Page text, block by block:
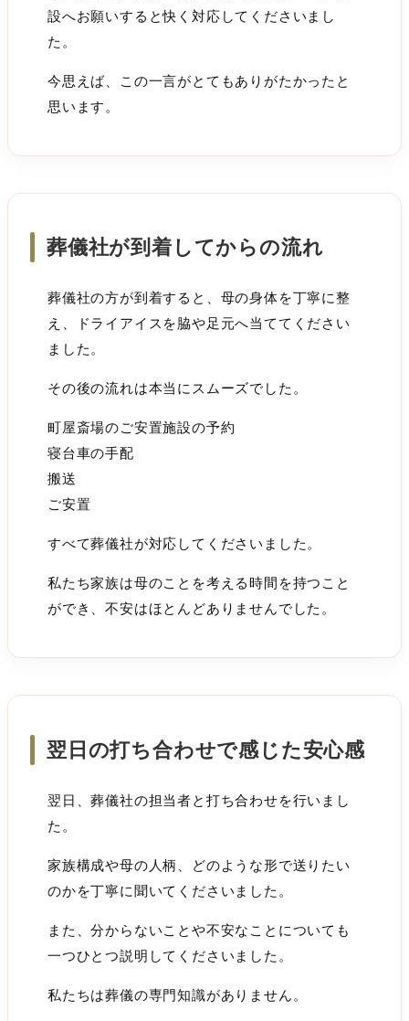
設へお願いすると快く対応してくださいまし
た。
今思えば、この一言がとてもありがたかったと
思います。
葬儀社が到着してからの流れ
葬儀社の方が到着すると、母の身体を丁寧に整
え、ドライアイスを脇や足元へ当ててください
ました。
その後の流れは本当にスムーズでした。
町屋斎場のご安置施設の予約
寝台車の手配
搬送
ご安置
すべて葬儀社が対応してくださいました。
私たち家族は母のことを考える時間を持つこと
ができ、不安はほとんどありませんでした。
翌日の打ち合わせで感じた安心感
翌日、葬儀社の担当者と打ち合わせを行いまし
た。
家族構成や母の人柄、どのような形で送りたい
のかを丁寧に聞いてくださいました。
また、分からないことや不安なことについても
一つひとつ説明してくださいました。
私たちは葬儀の専門知識がありません。